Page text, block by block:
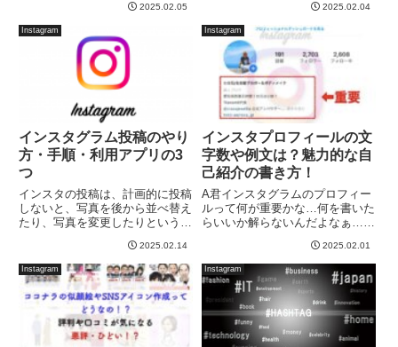
たようなリンクマークがない！！
これは、ある特定の人しか、リン
クすることが出来ないのか？
2025.02.05
インスタグラマーになる方法やや
り方は？って、貴方は情報を探し
て、ココにたどり着きましたね？
一般人の僕が、インス...
2025.02.04
Instagram
インスタグラム投稿のやり
方・手順・利用アプリの3
つ
インスタの投稿は、計画的に投稿
しないと、写真を後から並べ替え
たり、写真を変更したりというこ
守ることで、インスタのホーム画
面に統一感やフォロワーが増えや
すい投稿にすることが出来ます
よ！計画して、準備して、しっか
り...
2025.02.14
Instagram
インスタプロフィールの文
字数や例文は？魅力的な自
己紹介の書き方！
A君インスタグラムのプロフィー
ルって何が重要かな…何を書いた
らいいか解らないんだよなぁ…文
どうしたら訪問者に魅力的って思
われるんだろう？とお悩みの方
に、プロフィールを書く時の考え
方についてシェアします！この方
法...
2025.02.01
Instagram Instagram